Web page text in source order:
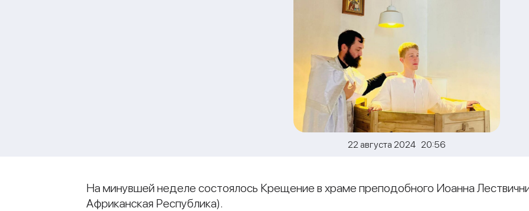
22 августа 2024 20:56
На минувшей неделе состоялось Крещение в храме преподобного Иоанна
Африканская Республика).